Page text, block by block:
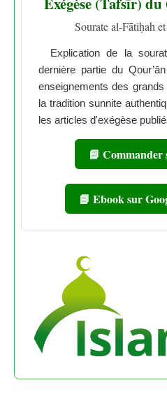
Sourate al-Fātiḥah
Explication de la
dernière partie du
enseignements des
la tradition sunnite
les articles d'exégèse
📘
📘 Ebook sur